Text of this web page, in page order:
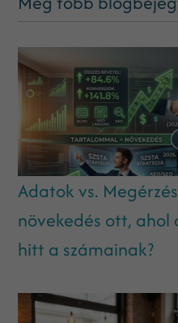
Adatok vs.
növekedés ott, ahol
hitt a számainak?